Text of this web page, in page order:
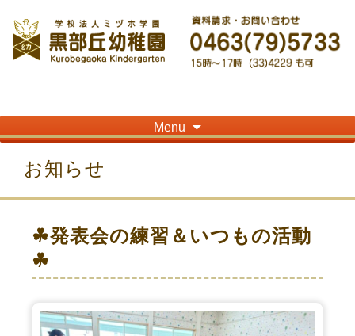
神奈川県平塚市の「学校法人ミヅホ学園黒部丘幼稚園」です！高麗山が見える閑静
な住宅街にある静かな環境で幼児教育を行っています
Menu
to
content
お知らせ
☘発表会の練習＆いつもの活動
☘